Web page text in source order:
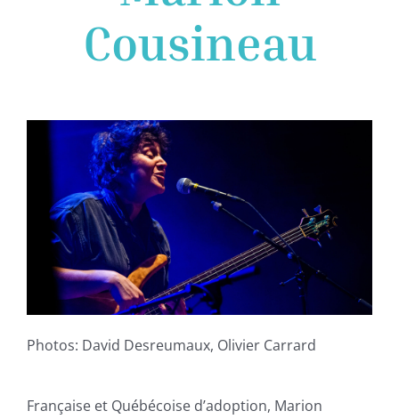
Cousineau
Photos: David Desreumaux, Olivier Carrard
Française et Québécoise d’adoption, Marion